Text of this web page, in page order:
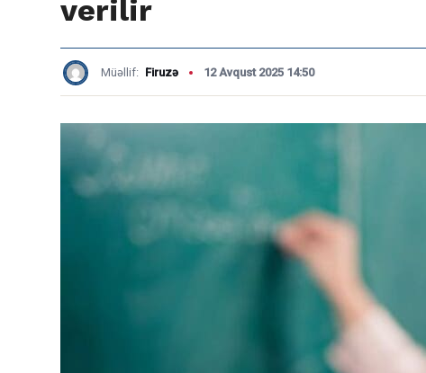
verilir
Müəllif: Firuzə 12 Avqust 2025 14:50